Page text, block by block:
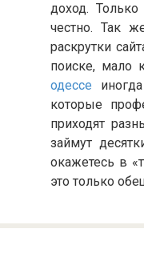
доход.
честно. Так
раскрутки
поиске, мало
одессе
которые
приходят
займут
окажетесь в
это только